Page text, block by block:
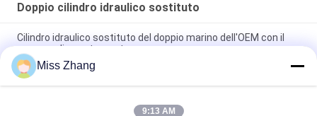
Doppio cilindro idraulico sostituto
Cilindro idraulico sostituto del doppio marino dell'OEM con il
sensore di spostamento
Ariete idraulico sostituto capovolto del cilindro idraulico del
pistone di caduta doppio doppio
Miss Zhang
9:13 AM